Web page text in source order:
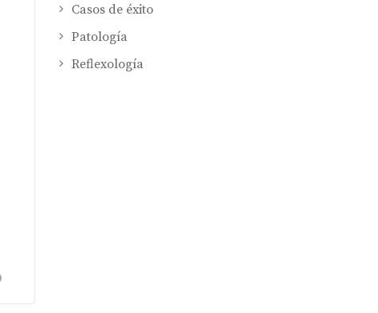
Casos de éxito
Patología
Reflexología